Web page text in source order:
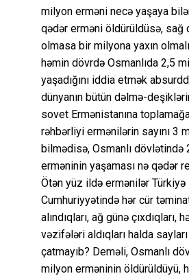
milyon erməni necə yaşaya
qədər erməni öldürüldüsə, sağ
olmasa bir milyona yaxın
həmin dövrdə Osmanlıda 2,5
yaşadığını iddia etmək
dünyanın bütün dəlmə-
sovet Ermənistanına
rəhbərliyi ermənilərin sayını 3
bilmədisə, Osmanlı dövlətində
erməninin yaşaması nə qədər
Ötən yüz ildə ermənilər Türkiyə
Cumhuriyyətində hər cür
alındıqları, ağ günə çıxdıqları,
vəzifələri aldıqları halda
çatmayıb? Deməli, Osmanlı
milyon erməninin öldürüldüyü,